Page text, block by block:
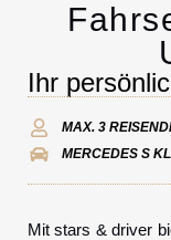
Kontakt
Ihr
MAX. 3
MERCEDES S
Mit stars & driver